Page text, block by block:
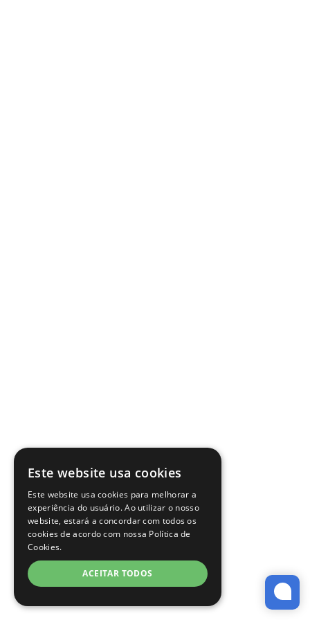
Este website usa cookies
Este website usa cookies para melhorar a
experiência do usuário. Ao utilizar o nosso
website, estará a concordar com todos os
cookies de acordo com nossa Política de
Cookies.
ACEITAR TODOS